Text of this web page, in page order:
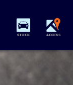
STOCK ACCESS